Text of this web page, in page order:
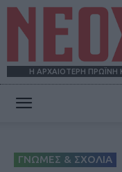
Η ΑΡΧΑΙΟΤΕΡΗ ΠΡΩΪΝΗ
ΓΝΩΜΕΣ & ΣΧΟΛΙΑ